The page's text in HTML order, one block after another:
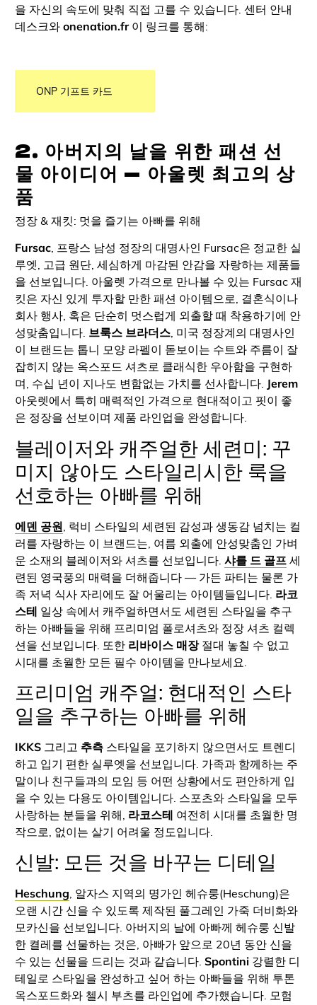
을 자신의 속도에 맞춰 직접 고를 수 있습니다. 센터 안내
데스크와 onenation.fr 이 링크를 통해:
ONP 기프트 카드
2. 아버지의 날을 위한 패션 선
물 아이디어 — 아울렛 최고의 상
품
정장 & 재킷: 멋을 즐기는 아빠를 위해
Fursac, 프랑스 남성 정장의 대명사인 Fursac은 정교한 실
루엣, 고급 원단, 세심하게 마감된 안감을 자랑하는 제품들
을 선보입니다. 아울렛 가격으로 만나볼 수 있는 Fursac 재
킷은 자신 있게 투자할 만한 패션 아이템으로, 결혼식이나
회사 행사, 혹은 단순히 멋스럽게 외출할 때 착용하기에 안
성맞춤입니다. 브룩스 브라더스, 미국 정장계의 대명사인
이 브랜드는 톱니 모양 라펠이 돋보이는 수트와 주름이 잘
잡히지 않는 옥스포드 셔츠로 클래식한 우아함을 구현하
며, 수십 년이 지나도 변함없는 가치를 선사합니다. Jerem
아웃렛에서 특히 매력적인 가격으로 현대적이고 핏이 좋
은 정장을 선보이며 제품 라인업을 완성합니다.
블레이저와 캐주얼한 세련미: 꾸
미지 않아도 스타일리시한 룩을
선호하는 아빠를 위해
에덴 공원 , 럭비 스타일의 세련된 감성과 생동감 넘치는 컬
러를 자랑하는 이 브랜드는, 여름 외출에 안성맞춤인 가벼
운 소재의 블레이저와 셔츠를 선보입니다. 샤를 드 골프세
련된 영국풍의 매력을 더해줍니다 — 가든 파티는 물론 가
족 저녁 식사 자리에도 잘 어울리는 아이템들입니다. 라코
스테 일상 속에서 캐주얼하면서도 세련된 스타일을 추구
하는 아빠들을 위해 프리미엄 폴로셔츠와 정장 셔츠 컬렉
션을 선보입니다. 또한 리바이스 매장절대 놓칠 수 없고
시대를 초월한 모든 필수 아이템을 만나보세요.
프리미엄 캐주얼: 현대적인 스타
일을 추구하는 아빠를 위해
IKKS그리고 추측스타일을 포기하지 않으면서도 트렌디
하고 입기 편한 실루엣을 선보입니다. 가족과 함께하는 주
말이나 친구들과의 모임 등 어떤 상황에서도 편안하게 입
을 수 있는 다용도 아이템입니다. 스포츠와 스타일을 모두
사랑하는 분들을 위해, 라코스테 여전히 시대를 초월한 명
작으로, 없이는 살기 어려울 정도입니다.
신발: 모든 것을 바꾸는 디테일
Heschung, 알자스 지역의 명가인 헤슈룽(Heschung)은
오랜 시간 신을 수 있도록 제작된 풀그레인 가죽 더비화와
모카신을 선보입니다. 아버지의 날에 아빠께 헤슈룽 신발
한 켤레를 선물하는 것은, 아빠가 앞으로 20년 동안 신을
수 있는 선물을 드리는 것과 같습니다. Spontini강렬한 디
테일로 스타일을 완성하고 싶어 하는 아빠들을 위해 투톤
옥스포드화와 첼시 부츠를 라인업에 추가했습니다. 모험